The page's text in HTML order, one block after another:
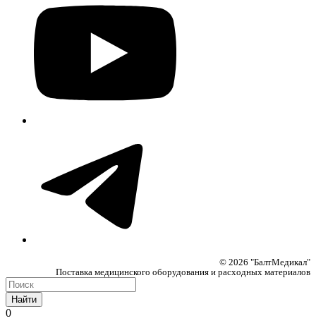
© 2026 "БалтМедикал"
Поставка медицинского оборудования и расходных материалов
Найти
0